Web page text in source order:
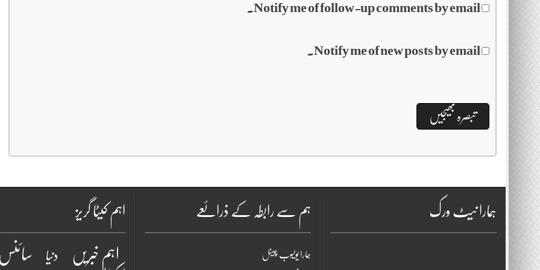
Notify me of follow-up comments by email.
Notify me of new posts by email.
اہم کیٹا گریز
اہم خبریں دنیا
ہم سے رابطہ کے ذرائعے
ہمارا یوٹیوب چینل
ہمارا نیٹ ورک